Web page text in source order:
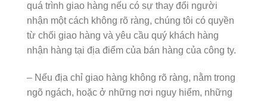
quá trình giao hàng nếu có sự thay đổi người
nhận một cách không rõ ràng, chúng tôi có quyền
từ chối giao hàng và yêu cầu quý khách hàng
nhận hàng tại địa điểm của bán hàng của công ty.
– Nếu địa chỉ giao hàng không rõ ràng, nằm trong
ngõ ngách, hoặc ở những nơi nguy hiểm, những